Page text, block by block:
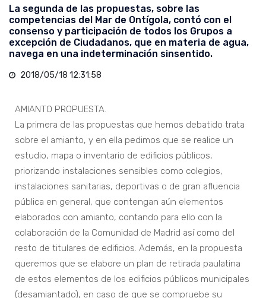
La segunda de las propuestas, sobre las
competencias del Mar de Ontígola, contó con el
consenso y participación de todos los Grupos a
excepción de Ciudadanos, que en materia de agua,
navega en una indeterminación sinsentido.
2018/05/18 12:31:58
AMIANTO PROPUESTA.
La primera de las propuestas que hemos debatido trata
sobre el amianto, y en ella pedimos que se realice un
estudio, mapa o inventario de edificios públicos,
priorizando instalaciones sensibles como colegios,
instalaciones sanitarias, deportivas o de gran afluencia
pública en general, que contengan aún elementos
elaborados con amianto, contando para ello con la
colaboración de la Comunidad de Madrid así como del
resto de titulares de edificios. Además, en la propuesta
queremos que se elabore un plan de retirada paulatina
de estos elementos de los edificios públicos municipales
(desamiantado), en caso de que se compruebe su